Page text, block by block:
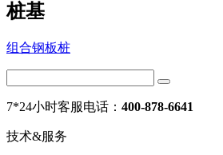
桩基
组合钢板桩
7*24小时客服电话： 400-878-6641
技术&服务